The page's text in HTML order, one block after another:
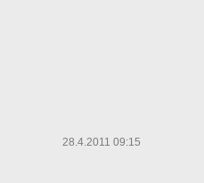
28.4.2011 09:15